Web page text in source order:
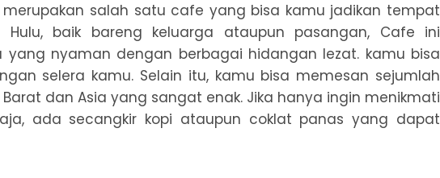
merupakan salah satu cafe yang bisa kamu jadikan tempat
Hulu, baik bareng keluarga ataupun pasangan, Cafe ini
yang nyaman dengan berbagai hidangan lezat. kamu bisa
selera kamu. Selain itu, kamu bisa memesan sejumlah
dan Asia yang sangat enak. Jika hanya ingin menikmati
ada secangkir kopi ataupun coklat panas yang dapat